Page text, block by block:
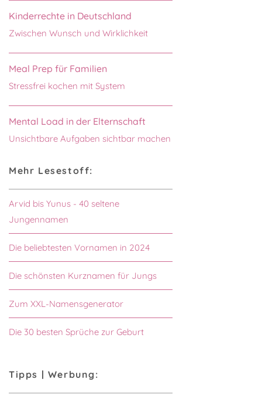
Kinderrechte in Deutschland
Zwischen Wunsch und Wirklichkeit
Meal Prep für Familien
Stressfrei kochen mit System
Mental Load in der Elternschaft
Unsichtbare Aufgaben sichtbar machen
Mehr Lesestoff:
Arvid bis Yunus - 40 seltene
Jungennamen
Die beliebtesten Vornamen in 2024
Die schönsten Kurznamen für Jungs
Zum XXL-Namensgenerator
Die 30 besten Sprüche zur Geburt
Tipps | Werbung: